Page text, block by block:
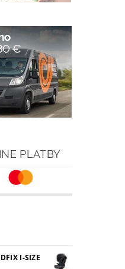
PLATBY
I-SIZE